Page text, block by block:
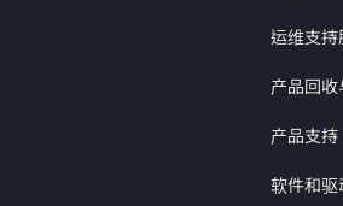
运维支持
产品回
产品支持
软件和